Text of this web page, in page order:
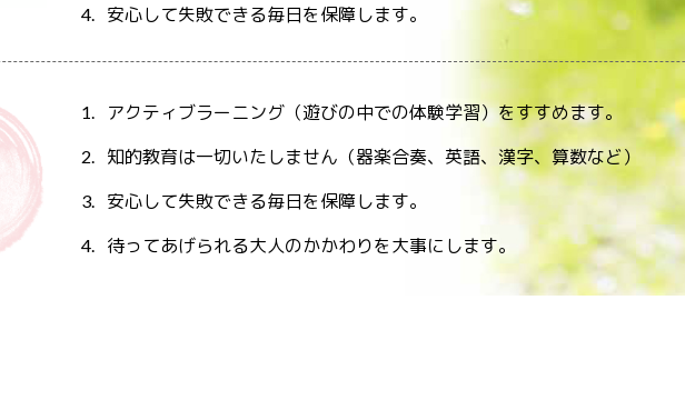
安心して失敗できる毎日を保障します。
アクティブラーニング（遊びの中での体験学習）をすすめます。
知的教育は一切いたしません（器楽合奏、英語、漢字、算数など）
安心して失敗できる毎日を保障します。
待ってあげられる大人のかかわりを大事にします。